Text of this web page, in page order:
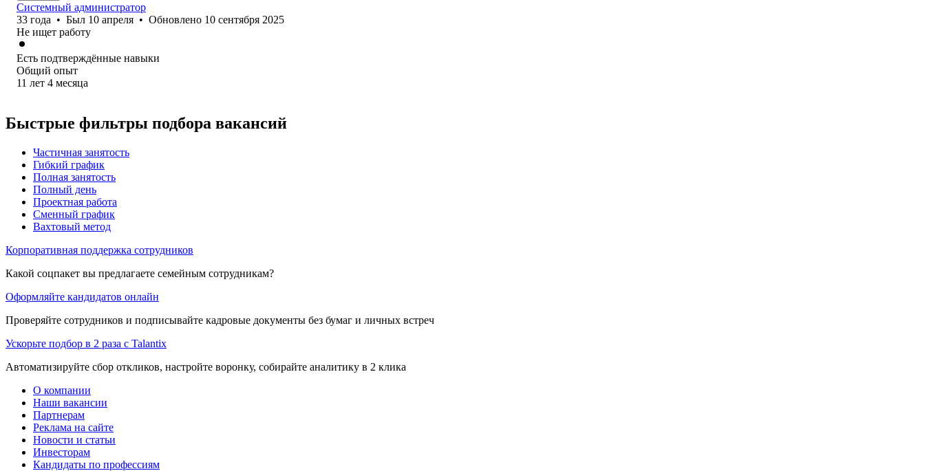
Системный администратор
33 года • Был 10 апреля • Обновлено 10 сентября 2025
Не ищет работу
Есть подтверждённые навыки
Общий опыт
11 лет 4 месяца
Быстрые фильтры подбора вакансий
Частичная занятость
Гибкий график
Полная занятость
Полный день
Проектная работа
Сменный график
Вахтовый метод
Корпоративная поддержка сотрудников
Какой соцпакет вы предлагаете семейным сотрудникам?
Оформляйте кандидатов онлайн
Проверяйте сотрудников и подписывайте кадровые документы без бумаг и личных встреч
Ускорьте подбор в 2 раза с Talantix
Автоматизируйте сбор откликов, настройте воронку, собирайте аналитику в 2 клика
О компании
Наши вакансии
Партнерам
Реклама на сайте
Новости и статьи
Инвесторам
Кандидаты по профессиям